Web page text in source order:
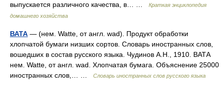
выпускается различного качества, в… …
Краткая энциклопедия
домашнего хозяйства
ВАТА — (нем. Watte, от англ. wad). Продукт обработки
хлопчатой бумаги низших сортов. Словарь иностранных слов,
вошедших в состав русского языка. Чудинов А.Н., 1910. ВАТА
нем. Watte, от англ. wad. Хлопчатая бумага. Объяснение 25000
иностранных слов,… …
Словарь иностранных слов русского языка